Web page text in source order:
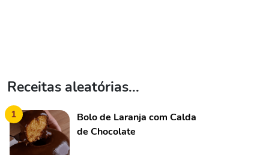
Receitas aleatórias...
1
Bolo de Laranja com Calda
de Chocolate